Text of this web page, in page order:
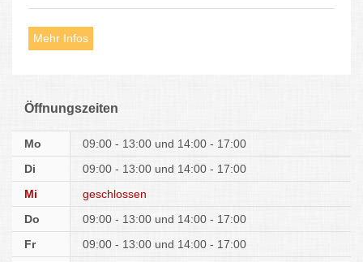
Mehr Infos
Öffnungszeiten
Mo 09:00 - 13:00
14:00 - 17:00
Di
09:00 - 13:00
14:00 - 17:00
Mi
geschlossen
Do
09:00 - 13:00
14:00 - 17:00
Fr
09:00 - 13:00
14:00 - 17:00